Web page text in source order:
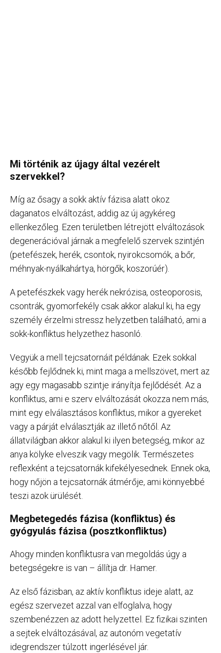
Mi történik az újagy által vezérelt
szervekkel?
Míg az ősagy a sokk aktív fázisa alatt okoz
daganatos elváltozást, addig az új agykéreg
ellenkezőleg. Ezen területben létrejött elváltozások
degenerációval járnak a megfelelő szervek szintjén
(petefészek, herék, csontok, nyirokcsomók, a bőr,
méhnyak-nyálkahártya, hörgők, koszorúér).
A petefészkek vagy herék nekrózisa, osteoporosis,
csontrák, gyomorfekély csak akkor alakul ki, ha egy
személy érzelmi stressz helyzetben található, ami a
sokk-konfliktus helyzethez hasonló.
Vegyük a mell tejcsatornáit példának. Ezek sokkal
később fejlődnek ki, mint maga a mellszövet, mert az
agy egy magasabb szintje irányítja fejlődését. Az a
konfliktus, ami e szerv elváltozását okozza nem más,
mint egy elválasztásos konfliktus, mikor a gyereket
vagy a párját elválasztják az illető nőtől. Az
állatvilágban akkor alakul ki ilyen betegség, mikor az
anya kölyke elveszik vagy megölik. Természetes
reflexként a tejcsatornák kifekélyesednek. Ennek oka,
hogy nőjön a tejcsatornák átmérője, ami könnyebbé
teszi azok ürülését.
Megbetegedés fázisa (konfliktus) és
gyógyulás fázisa (posztkonfliktus)
Ahogy minden konfliktusra van megoldás úgy a
betegségekre is van – állítja dr. Hamer.
Az első fázisban, az aktív konfliktus ideje alatt, az
egész szervezet azzal van elfoglalva, hogy
szembenézzen az adott helyzettel. Ez fizikai szinten
a sejtek elváltozásával, az autonóm vegetatív
idegrendszer túlzott ingerlésével jár.